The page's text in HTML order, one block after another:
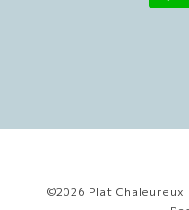
©2026 Plat Chaleureux